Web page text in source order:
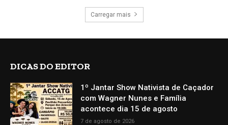
Carregar mais
DICAS DO EDITOR
1º Jantar Show Nativista de Caçador
com Wagner Nunes e Família
acontece dia 15 de agosto
7 de agosto de 2026